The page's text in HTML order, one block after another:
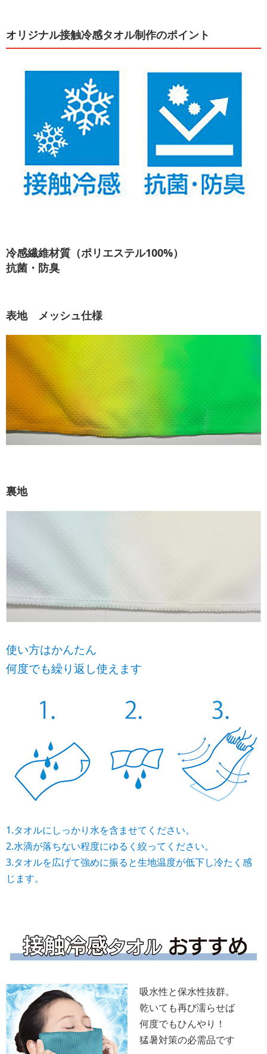
オリジナル接触冷感タオル制作のポイント
冷感繊維材質（ポリエステル100%）
抗菌・防臭
表地 メッシュ仕様
裏地
使い方はかんたん
何度でも繰り返し使えます
1.タオルにしっかり水を含ませてください。
2.水滴が落ちない程度にゆるく絞ってください。
3.タオルを広げて強めに振ると生地温度が低下し冷たく感
じます。
吸水性と保水性抜群。
乾いても再び濡らせば
何度でもひんやり！
猛暑対策の必需品です